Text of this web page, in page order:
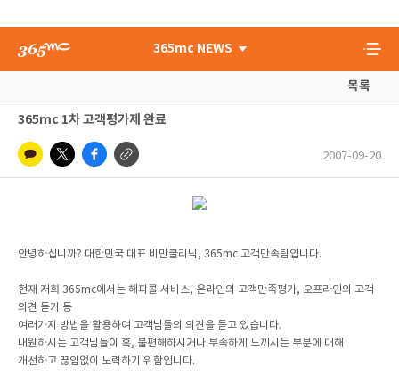
365mc NEWS
목록
365mc 1차 고객평가제 완료
2007-09-20
안녕하십니까? 대한민국 대표 비만클리닉, 365mc 고객만족팀입니다.
현재 저희 365mc에서는 해피콜 서비스, 온라인의 고객만족평가, 오프라인의 고객
의견 듣기 등
여러가지 방법을 활용하여 고객님들의 의견을 듣고 있습니다.
내원하시는 고객님들이 혹, 불편해하시거나 부족하게 느끼시는 부분에 대해
개선하고 끊임없이 노력하기 위함입니다.